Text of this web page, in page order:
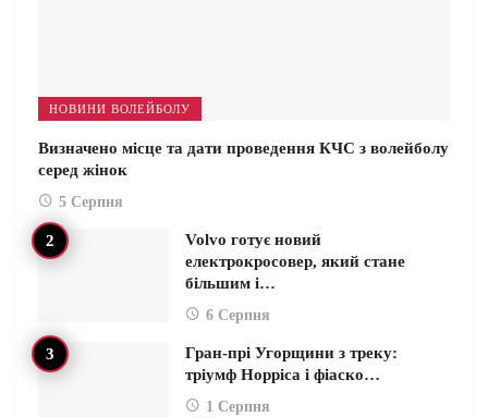
НОВИНИ ВОЛЕЙБОЛУ
Визначено місце та дати проведення КЧС з волейболу
серед жінок
5 Серпня
Volvo готує новий
електрокросовер, який стане
більшим і…
6 Серпня
Гран-прі Угорщини з треку:
тріумф Норріса і фіаско…
1 Серпня